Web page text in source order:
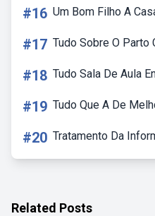
#16 Um Bom Filho A
#17 Tudo Sobre O Parto
#18 Tudo Sala De Aula
#19 Tudo Que A De
#20 Tratamento Da
Related Posts